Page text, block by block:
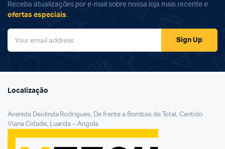
Receba atualizações por e-mail sobre nossa loja mais recente e
ofertas especiais.
Sign Up
Localização
Avenida Deolinda Rodrigues, De frente a Bombas de Total, Centido
Viana Cidade, Luanda – Angola